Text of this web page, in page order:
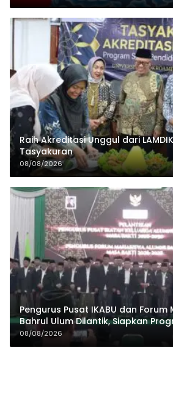
Raih Akreditasi Unggul dari
Tasyakuran
08/08/2026
Pengurus Pusat IKABU dan
Bahrul Ulum Dilantik, Siapkan
Organisasi dan Ekonomi
08/08/2026